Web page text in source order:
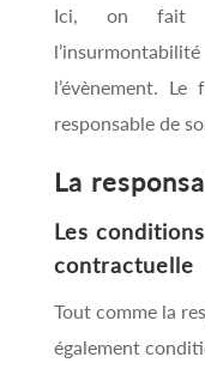
Ici, on fait
l’évènement.
responsable de
La
Les
contractuelle
Tout comme la
également